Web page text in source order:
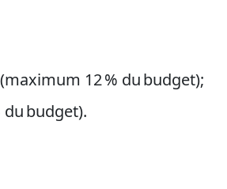
12 % du budget);
budget).